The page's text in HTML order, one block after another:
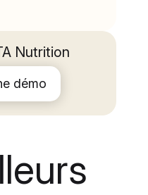
Nutrition
démo